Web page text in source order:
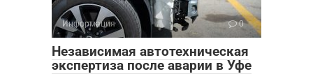
Информация 0
Независимая автотехническая
экспертиза после аварии в Уфе